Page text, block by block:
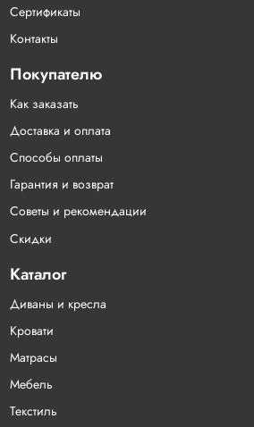
Сертификаты
Контакты
Покупателю
Как заказать
Доставка и оплата
Способы оплаты
Гарантия и возврат
Советы и рекомендации
Скидки
Каталог
Диваны и кресла
Кровати
Матрасы
Мебель
Текстиль